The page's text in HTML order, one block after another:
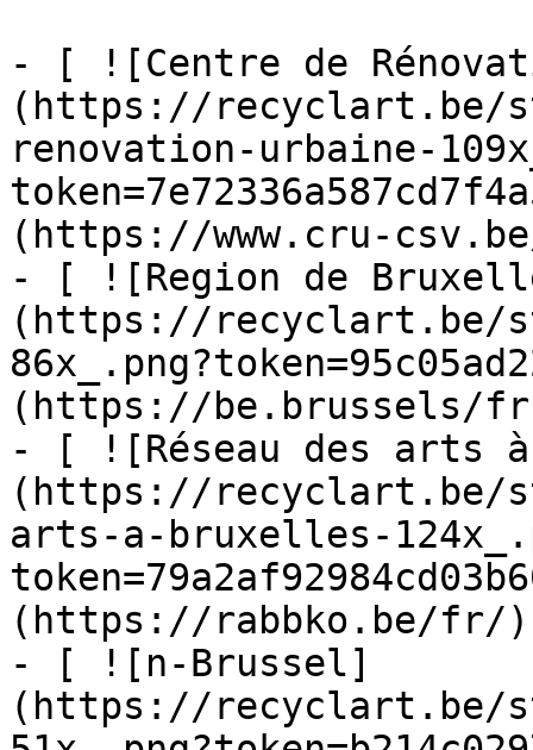
- [ ![Centre de
(https://recyclart.be/
renovation-urbaine-
(https://www.cru-
- [ ![Region de
(https://recyclart.be/
(https://be.brussels/
- [ ![Réseau des arts
(https://recyclart.be/
arts-a-bruxelles-
(https://rabbko.be/fr/)
- [ ![n-Brussel]
(https://recyclart.be/